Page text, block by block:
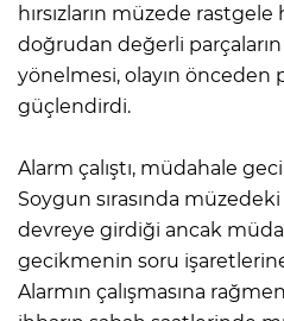
hırsızların müzede
doğrudan değerli
yönelmesi, olayın önceden
güçlendirdi.
Alarm çalıştı, müdahale
Soygun sırasında
devreye girdiği ancak
gecikmenin soru
Alarmın çalışmasına